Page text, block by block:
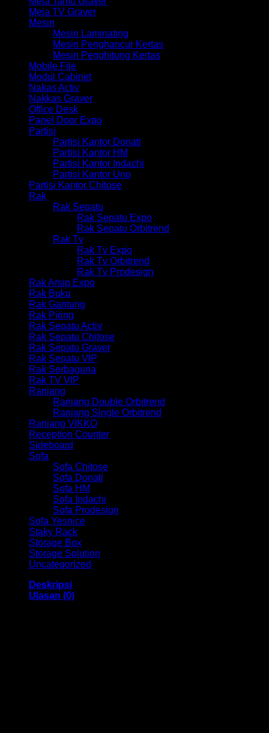
Meja TV Graver
Mesin
Mesin Laminating
Mesin Penghancur Kertas
Mesin Penghitung Kertas
Mobile File
Modul Cabinet
Nakas Activ
Nakkas Graver
Office Desk
Panel Door Expo
Partisi
Partisi Kantor Donati
Partisi Kantor HM
Partisi Kantor Indachi
Partisi Kantor Uno
Partisi Kantor Chitose
Rak
Rak Sepatu
Rak Sepatu Expo
Rak Sepatu Orbitrend
Rak Tv
Rak Tv Expo
Rak Tv Orbitrend
Rak Tv Prodesign
Rak Arsip Expo
Rak Buku
Rak Gantung
Rak Piring
Rak Sepatu Activ
Rak Sepatu Chitose
Rak Sepatu Graver
Rak Sepatu VIP
Rak Serbaguna
Rak TV VIP
Ranjang
Ranjang Double Orbitrend
Ranjang Single Orbitrend
Ranjang VIKKO
Reception Counter
Sideboard
Sofa
Sofa Chitose
Sofa Donati
Sofa HM
Sofa Indachi
Sofa Prodesign
Sofa Yesnice
Staky Rack
Storage Box
Storage Solution
Uncategorized
Deskripsi
Ulasan (0)